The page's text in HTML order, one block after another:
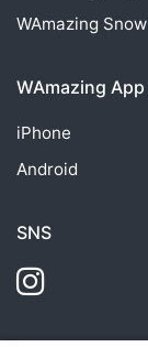
WAmazing Snow
WAmazing App
iPhone
Android
SNS